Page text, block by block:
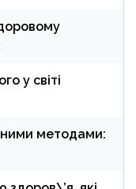
у світі
методами: